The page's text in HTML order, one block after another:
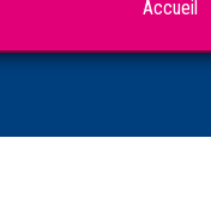
Accueil